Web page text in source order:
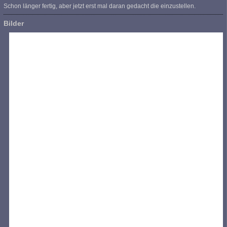
Schon länger fertig, aber jetzt erst mal daran gedacht die einzustellen.
Bilder